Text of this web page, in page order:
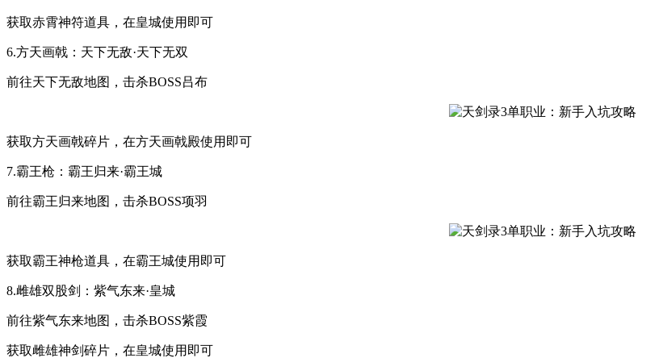
获取赤霄神符道具，在皇城使用即可
6.方天画戟：天下无敌·天下无双
前往天下无敌地图，击杀BOSS吕布
获取方天画戟碎片，在方天画戟殿使用即可
7.霸王枪：霸王归来·霸王城
前往霸王归来地图，击杀BOSS项羽
获取霸王神枪道具，在霸王城使用即可
8.雌雄双股剑：紫气东来·皇城
前往紫气东来地图，击杀BOSS紫霞
获取雌雄神剑碎片，在皇城使用即可